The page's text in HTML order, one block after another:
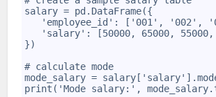
salary = pd.DataFrame({
'employee_id': ['001', '002',
'salary': [50000, 65000,
})
# calculate mode
mode_salary =
print('Mode salary:',